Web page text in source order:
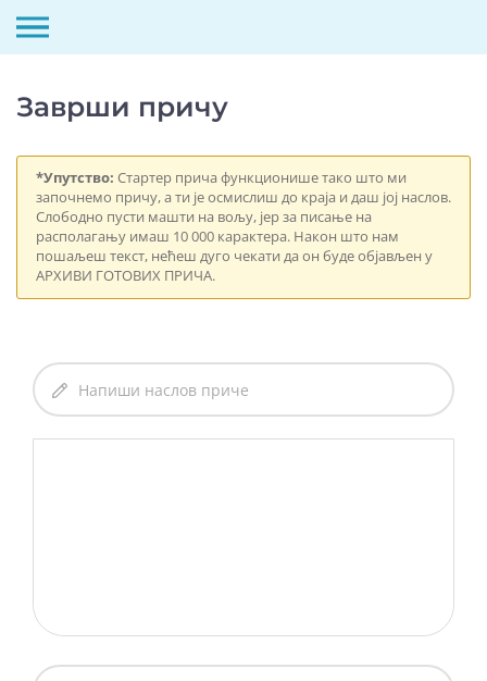
то
цонтент
Заврши причу
*Упутство: Стартер прича функционише тако што ми
започнемо причу, а ти је осмислиш до краја и даш јој наслов.
Слободно пусти машти на вољу, јер за писање на
располагању имаш 10 000 карактера. Након што нам
пошаљеш текст, нећеш дуго чекати да он буде објављен у
АРХИВИ ГОТОВИХ ПРИЧА.